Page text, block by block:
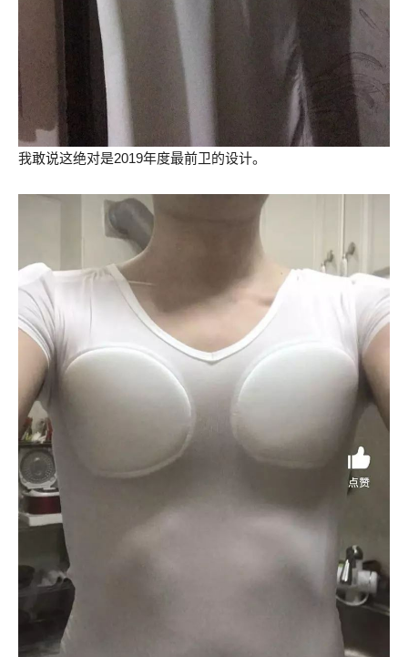
我敢说这绝对是2019年度最前卫的设计。